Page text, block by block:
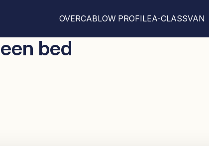
OVERCABLOW PROFILEA-CLASSVAN
bed